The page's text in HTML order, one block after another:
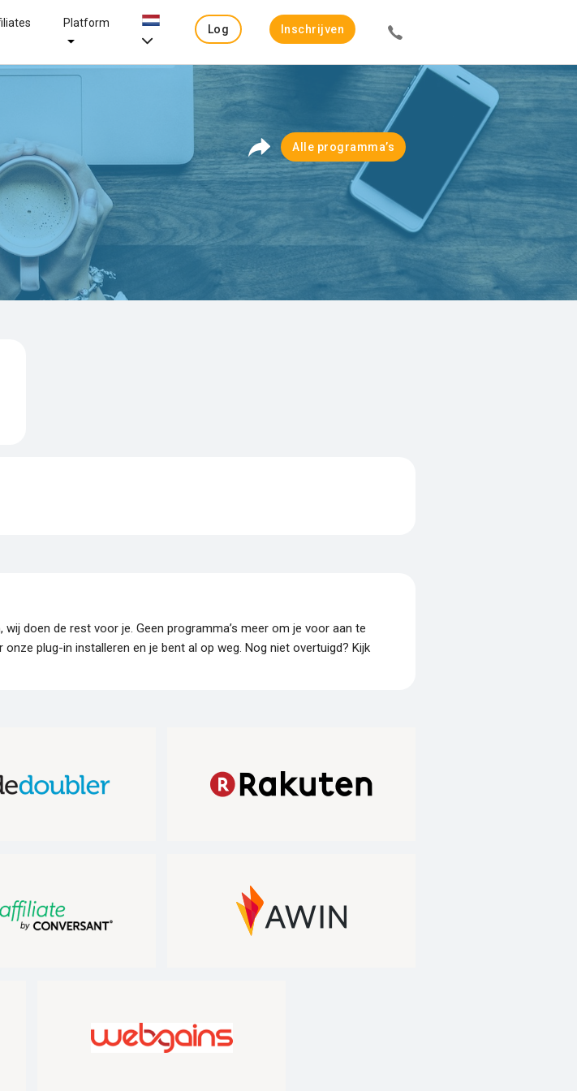
Platform
Log
Inschrijven
Alle programma’s
doen de rest voor je. Geen programma’s meer om je voor aan te
plug-in installeren en je bent al op weg. Nog niet overtuigd? Kijk